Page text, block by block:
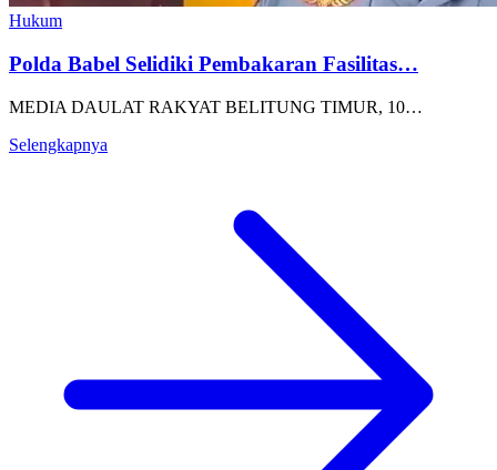
Hukum
Polda Babel Selidiki Pembakaran Fasilitas…
MEDIA DAULAT RAKYAT BELITUNG TIMUR, 10…
Selengkapnya